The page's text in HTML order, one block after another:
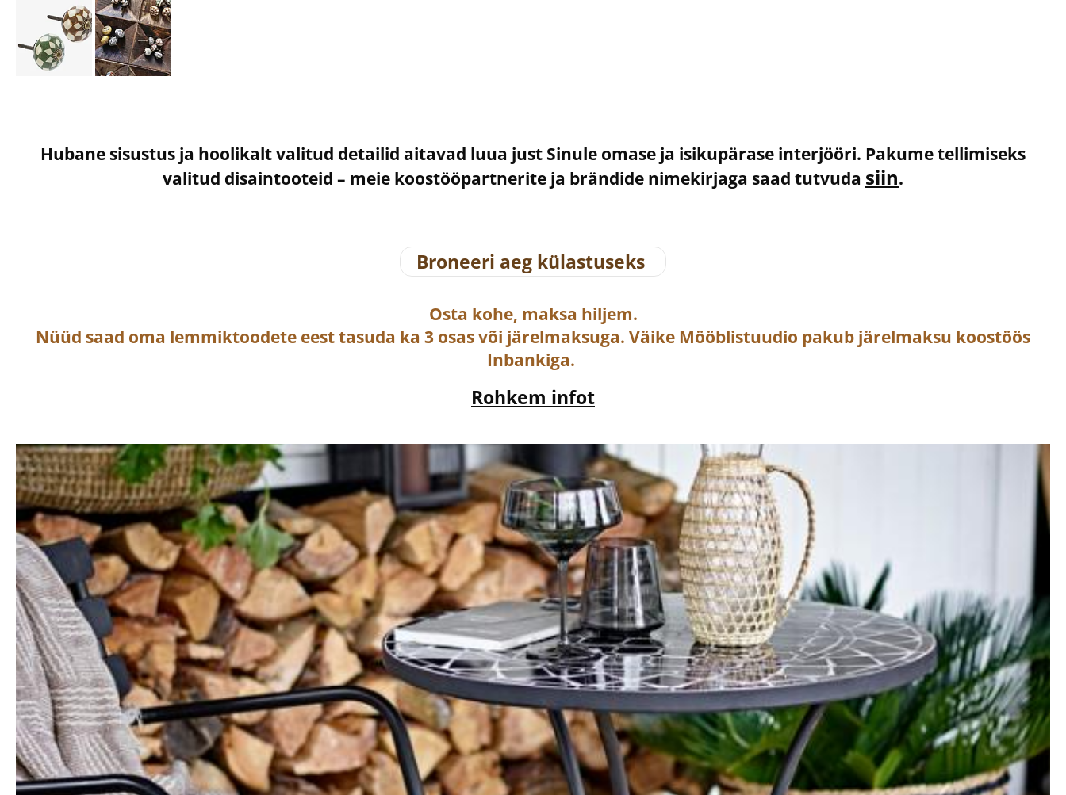
Hubane sisustus ja hoolikalt valitud detailid aitavad luua just Sinule omase ja isikupärase interjööri. Pakume tellimiseks
valitud disaintooteid – meie koostööpartnerite ja brändide nimekirjaga saad tutvuda siin.
Broneeri aeg külastuseks
Osta kohe, maksa hiljem.
Nüüd saad oma lemmiktoodete eest tasuda ka 3 osas või järelmaksuga. Väike Mööblistuudio pakub järelmaksu koostöös
Inbankiga.
Rohkem infot